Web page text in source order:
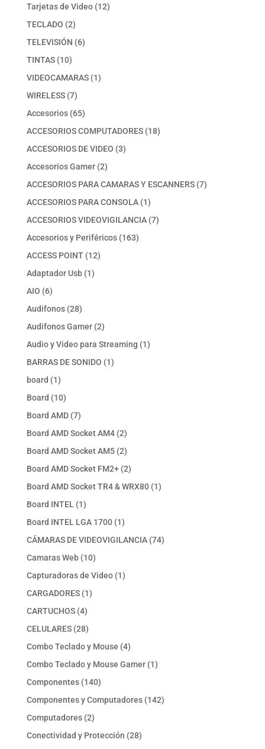
Tarjetas de Video 1212
TECLADO 22
productos
TELEVISIÓN 66
TINTAS 1010
productos
VIDEOCAMARAS 11
WIRELESS 77
productos
Accesorios 6565
productos
ACCESORIOS COMPUTADORES 1818
ACCESORIOS DE VIDEO 33
Accesorios Gamer 22
productos
ACCESORIOS PARA CAMARAS Y ESCANNERS 77
ACCESORIOS PARA CONSOLA 11
producto
ACCESORIOS VIDEOVIGILANCIA 77
Accesorios y Periféricos 163163
ACCESS POINT 1212
Adaptador Usb 11
AIO 66
productos
Audifonos 2828
productos
Audifonos Gamer 22
productos
Audio y Video para Streaming 11
BARRAS DE SONIDO 11
board 11
producto
Board 1010
productos
Board AMD 77
productos
Board AMD Socket AM4 22
productos
Board AMD Socket AM5 22
productos
Board AMD Socket FM2+ 22
productos
Board AMD Socket TR4 & WRX80 11
Board INTEL 11
producto
Board INTEL LGA 1700 11
producto
CÁMARAS DE VIDEOVIGILANCIA 7474
Camaras Web 1010
productos
Capturadoras de Video 11
CARGADORES 11
CARTUCHOS 44
productos
CELULARES 2828
productos
Combo Teclado y Mouse 44
productos
Combo Teclado y Mouse Gamer 11
Componentes 140140
productos
Componentes y Computadores 142142
Computadores 22
productos
Conectividad y Protección 2828